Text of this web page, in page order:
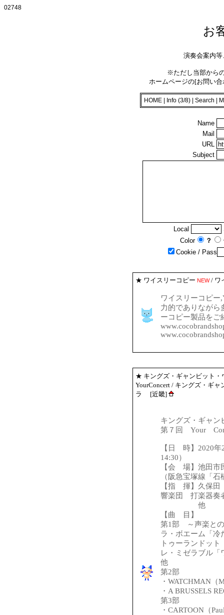
02748
お
演奏会案内
※ただし当部から
ホームページの[お問い
HOME Info (3/8) Search
Name
Mail
URL
Subject
Local
Color
？
Cookie/ Pass
★ ワイスリーコピー NEW/ ワ
ワイスリーコピー
力的でありながら
ーコピー製品をご
★ キングズ・ギャンビット
YourConcert / キングズ・ギャ
ラ [近畿]
キングズ・ギャ
第７回 Your
【日 時】2020
14:30）
【会 場】池田
（阪急宝塚線「
【指 揮】久保
響楽団 打楽器奏
他
【曲 目】
第1部 ～声楽と
ラ・ボエーム「冷
トゥーランドッ
レ・ミゼラブル
他
第2部
・WATCHMAN
・A BRUSSELS
第3部
・CARTOON（